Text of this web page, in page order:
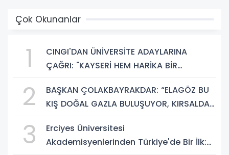
Çok Okunanlar
1
CINGI'DAN ÜNİVERSİTE ADAYLARINA
ÇAĞRI: "KAYSERİ HEM HARİKA BİR
GELECEK SUNUYOR"
2
BAŞKAN ÇOLAKBAYRAKDAR: “ELAGÖZ BU
KIŞ DOĞAL GAZLA BULUŞUYOR, KIRSALDA
3
Erciyes Üniversitesi
Akademisyenlerinden Türkiye'de Bir İlk: